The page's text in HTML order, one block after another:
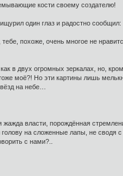
кости своему создателю!
один глаз и радостно сообщил:
похоже, очень многое не
в двух огромных зеркалах, но,
моё?! Но эти картины лишь
на небе…
власти, порождённая
на сложенные лапы, не
с нами?..